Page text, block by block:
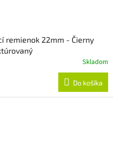
remienok 22mm - Čierny
Skladom
Do košíka